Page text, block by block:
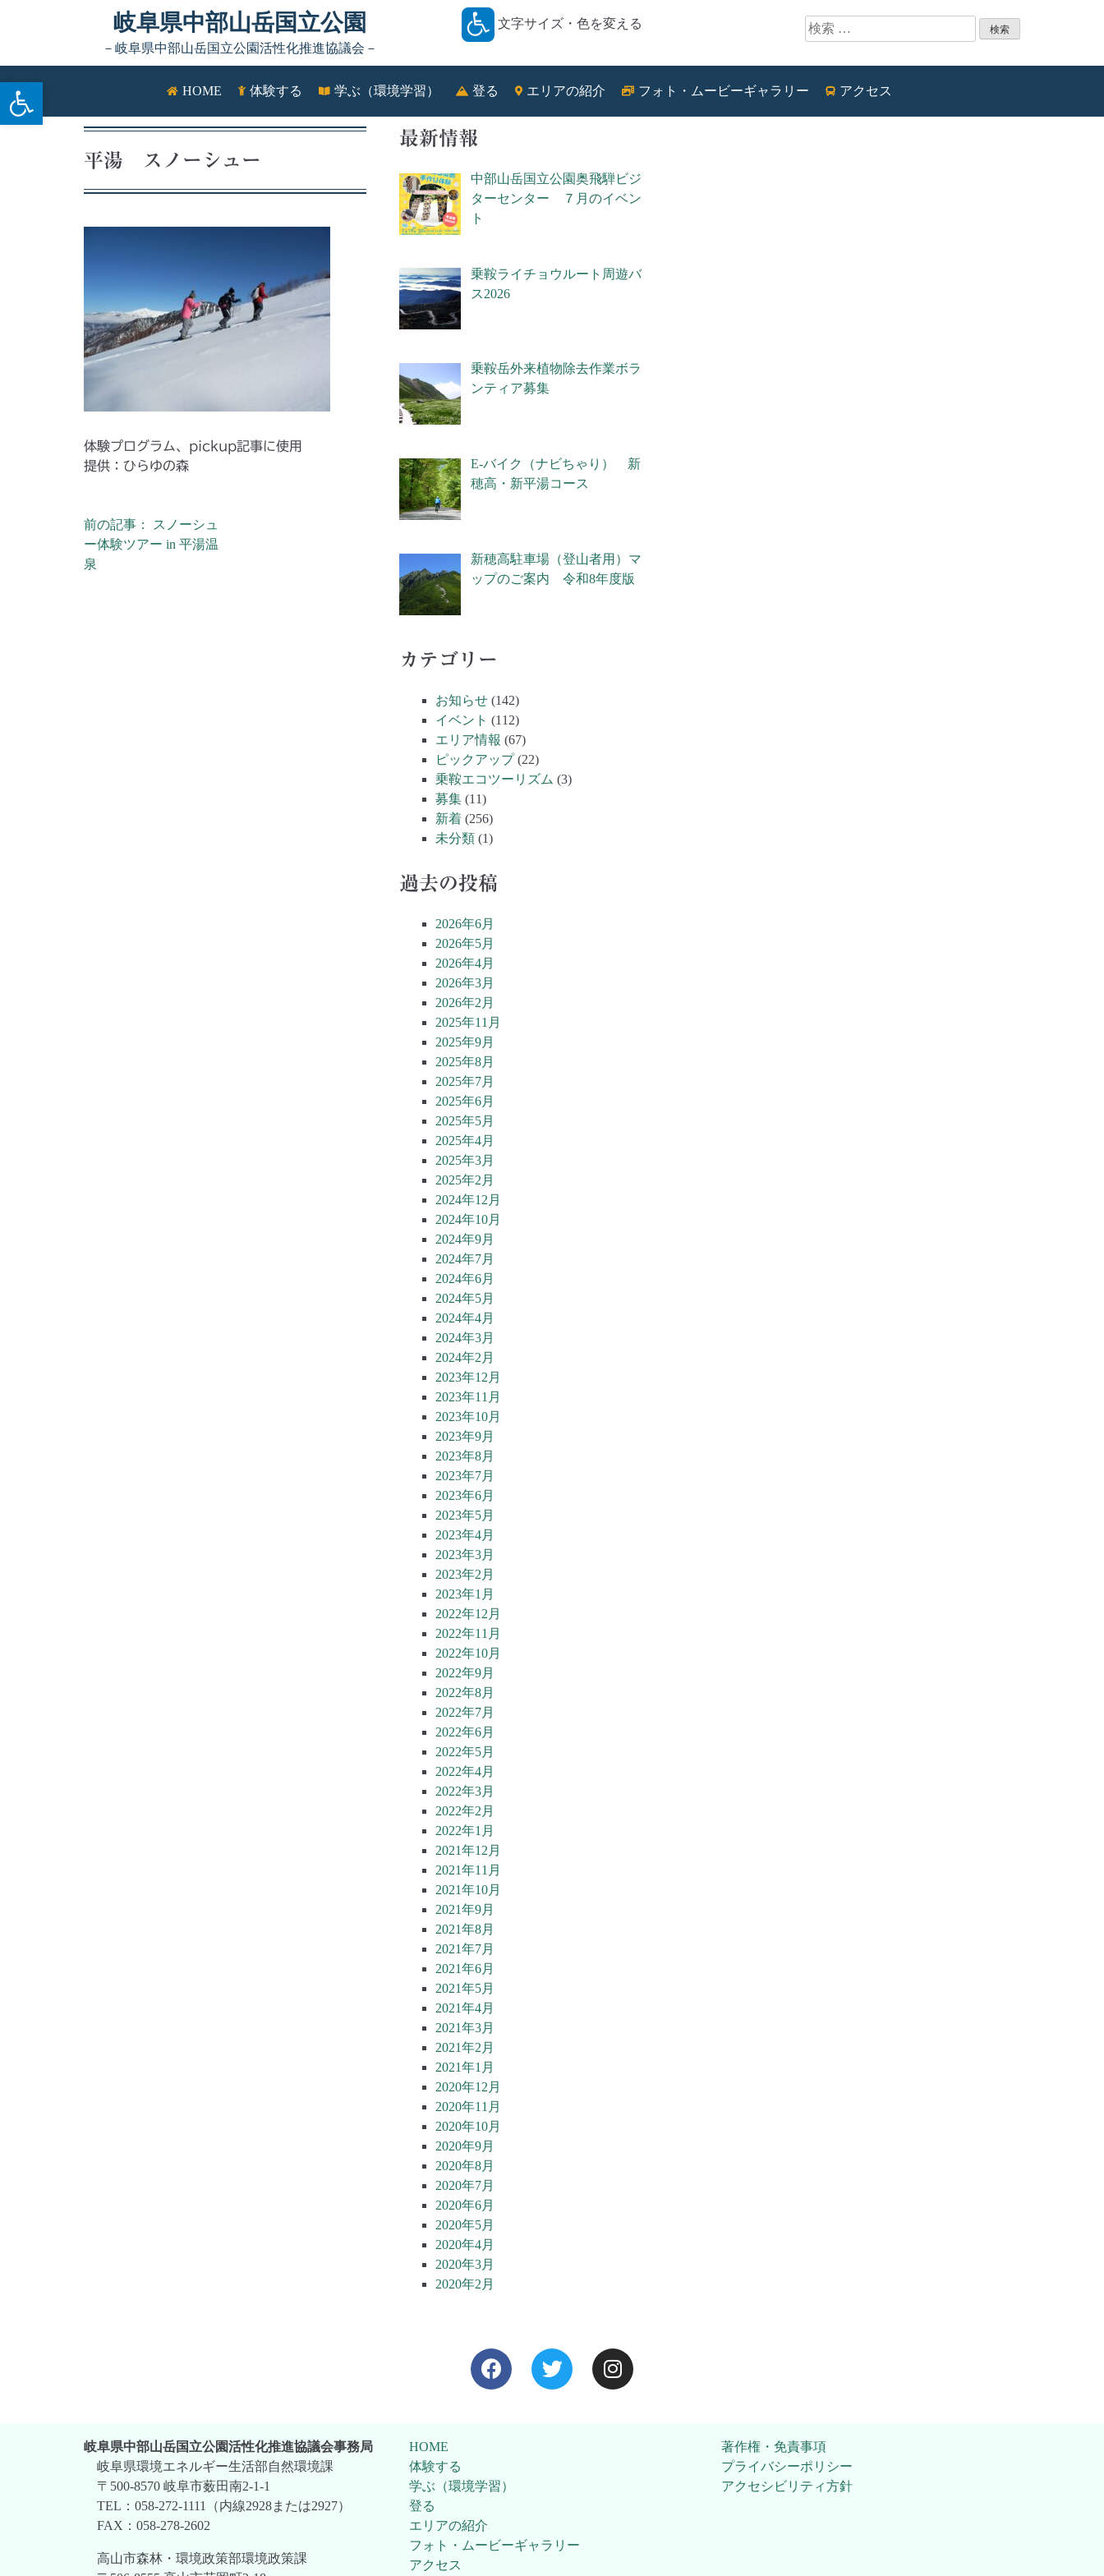
ツールバーを開く
岐阜県中部山岳国立公園
－岐阜県中部山岳国立公園活性化推進協議会－
文字サイズ・色を変える 検索:
HOME 体験する 学ぶ（環境学習） 登る エリアの紹介 フォト・ムービーギャラリー アクセス
平湯 スノーシュー
体験プログラム、pickup記事に使用
提供：ひらゆの森
投稿ナビゲーション
前の記事： スノーシュ
ー体験ツアー in 平湯温
泉
最新情報
中部山岳国立公園奥飛騨ビジ
ターセンター ７月のイベン
ト
乗鞍ライチョウルート周遊バ
ス2026
乗鞍岳外来植物除去作業ボラ
ンティア募集
E-バイク（ナビちゃり） 新
穂高・新平湯コース
新穂高駐車場（登山者用）マ
ップのご案内 令和8年度版
カテゴリー
お知らせ (142)
イベント (112)
エリア情報 (67)
ピックアップ(22)
乗鞍エコツーリズム (3)
募集 (11)
新着 (256)
未分類 (1)
過去の投稿
2026年6月
2026年5月
2026年4月
2026年3月
2026年2月
2025年11月
2025年9月
2025年8月
2025年7月
2025年6月
2025年5月
2025年4月
2025年3月
2025年2月
2024年12月
2024年10月
2024年9月
2024年7月
2024年6月
2024年5月
2024年4月
2024年3月
2024年2月
2023年12月
2023年11月
2023年10月
2023年9月
2023年8月
2023年7月
2023年6月
2023年5月
2023年4月
2023年3月
2023年2月
2023年1月
2022年12月
2022年11月
2022年10月
2022年9月
2022年8月
2022年7月
2022年6月
2022年5月
2022年4月
2022年3月
2022年2月
2022年1月
2021年12月
2021年11月
2021年10月
2021年9月
2021年8月
2021年7月
2021年6月
2021年5月
2021年4月
2021年3月
2021年2月
2021年1月
2020年12月
2020年11月
2020年10月
2020年9月
2020年8月
2020年7月
2020年6月
2020年5月
2020年4月
2020年3月
2020年2月
岐阜県中部山岳国立公園活性化推進協議会事務局
岐阜県環境エネルギー生活部自然環境課
〒500-8570 岐阜市薮田南2-1-1
TEL：058-272-1111（内線2928または2927）
FAX：058-278-2602
高山市森林・環境政策部環境政策課
HOME
体験する
学ぶ（環境学習）
登る
エリアの紹介
フォト・ムービーギャラリー
アクセス
著作権・免責事項
プライバシーポリシー
アクセシビリティ方針